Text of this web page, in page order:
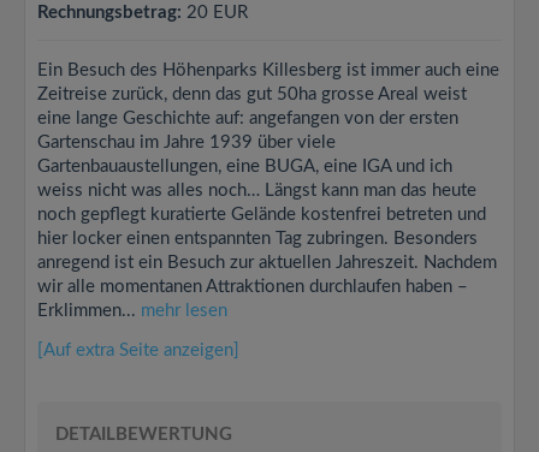
Rechnungsbetrag: 20 EUR
Ein Besuch des Höhenparks Killesberg ist immer auch eine
Zeitreise zurück, denn das gut 50ha grosse Areal weist
eine lange Geschichte auf: angefangen von der ersten
Gartenschau im Jahre 1939 über viele
Gartenbauaustellungen, eine BUGA, eine IGA und ich
weiss nicht was alles noch… Längst kann man das heute
noch gepflegt kuratierte Gelände kostenfrei betreten und
hier locker einen entspannten Tag zubringen. Besonders
anregend ist ein Besuch zur aktuellen Jahreszeit. Nachdem
wir alle momentanen Attraktionen durchlaufen haben –
Erklimmen... mehr lesen
[Auf extra Seite anzeigen]
DETAILBEWERTUNG